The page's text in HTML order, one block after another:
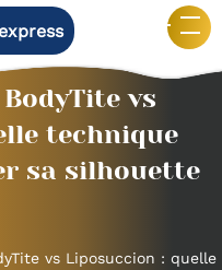
vs
technique
sa silhouette
vs Liposuccion : quelle